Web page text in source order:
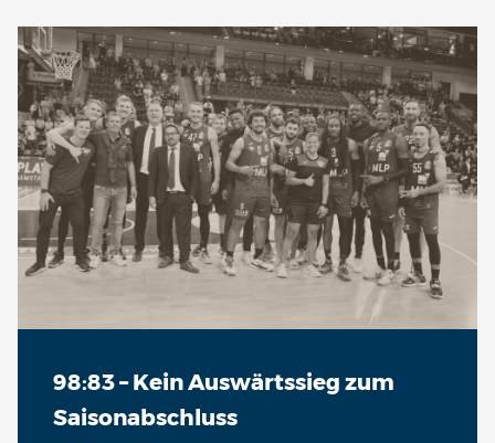
98:83 – Kein Auswärtssieg zum
Saisonabschluss